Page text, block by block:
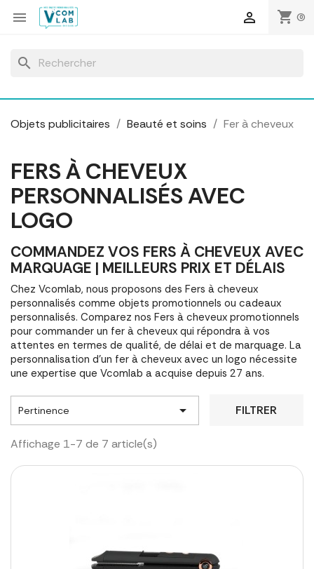
 shopping_cart (0)

search
Objets publicitaires Beauté et soins Fer à cheveux
FERS À CHEVEUX
PERSONNALISÉS AVEC
LOGO
COMMANDEZ VOS FERS À CHEVEUX AVEC
MARQUAGE | MEILLEURS PRIX ET DÉLAIS
Chez Vcomlab, nous proposons des Fers à cheveux
personnalisés comme objets promotionnels ou cadeaux
personnalisés. Comparez nos Fers à cheveux promotionnels
pour commander un fer à cheveux qui répondra à vos
attentes en termes de qualité, de délai et de marquage. La
personnalisation d'un fer à cheveux avec un logo nécessite
une expertise que Vcomlab a acquise depuis 27 ans.
Pertinence  FILTRER
Affichage 1-7 de 7 article(s)
Panneau de gestion des cookies